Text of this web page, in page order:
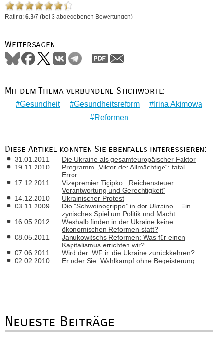
Rating: 6.3/7 (bei 3 abgegebenen Bewertungen)
Weitersagen
Mit dem Thema verbundene Stichworte:
Gesundheit Gesundheitsreform
Irina Akimowa
Reformen
Diese Artikel könnten Sie ebenfalls interessieren:
31.01.2011
Die Ukraine als gesamteuropäischer Faktor
19.11.2010
Programm „Viktor der Allmächtige“: fatal
Error
17.12.2011
Vizepremier Tigipko: „Reichensteuer:
Verantwortung und Gerechtigkeit“
14.12.2010
Ukrainischer Protest
03.11.2009
Die "Schweinegrippe" in der Ukraine – Ein
zynisches Spiel um Politik und Macht
16.05.2012
Weshalb finden in der Ukraine keine
ökonomischen Reformen statt?
08.05.2011
Janukowitschs Reformen: Was für einen
Kapitalismus errichten wir?
07.06.2011
Wird der IWF in die Ukraine zurückkehren?
02.02.2010
Er oder Sie: Wahlkampf ohne Begeisterung
Neueste Beiträge